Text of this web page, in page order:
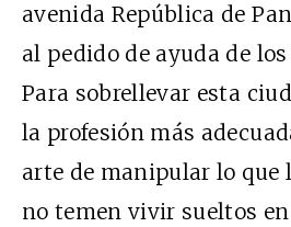
avenida República de
al pedido de ayuda de
Para sobrellevar esta
la profesión más
arte de manipular lo que
no temen vivir sueltos